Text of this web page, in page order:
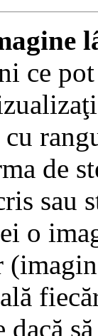
ce
de
sau
o